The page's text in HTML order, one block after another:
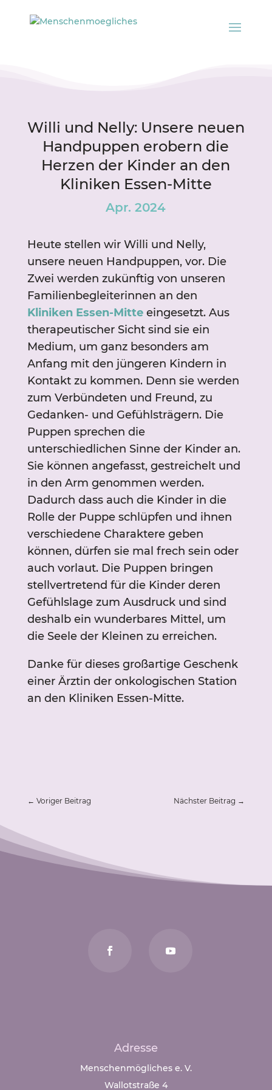
Willi und Nelly: Unsere neuen
Handpuppen erobern die
Herzen der Kinder an den
Kliniken Essen-Mitte
Apr. 2024
Heute stellen wir Willi und Nelly,
unsere neuen Handpuppen, vor. Die
Zwei werden zukünftig von unseren
Familienbegleiterinnen an den
Kliniken Essen-Mitteeingesetzt. Aus
therapeutischer Sicht sind sie ein
Medium, um ganz besonders am
Anfang mit den jüngeren Kindern in
Kontakt zu kommen. Denn sie werden
zum Verbündeten und Freund, zu
Gedanken- und Gefühlsträgern. Die
Puppen sprechen die
unterschiedlichen Sinne der Kinder an.
Sie können angefasst, gestreichelt und
in den Arm genommen werden.
Dadurch dass auch die Kinder in die
Rolle der Puppe schlüpfen und ihnen
verschiedene Charaktere geben
können, dürfen sie mal frech sein oder
auch vorlaut. Die Puppen bringen
stellvertretend für die Kinder deren
Gefühlslage zum Ausdruck und sind
deshalb ein wunderbares Mittel, um
die Seele der Kleinen zu erreichen.
Danke für dieses großartige Geschenk
einer Ärztin der onkologischen Station
an den Kliniken Essen-Mitte.
← Voriger Beitrag Nächster Beitrag →
Adresse
Menschenmögliches e. V.
Wallotstraße 4